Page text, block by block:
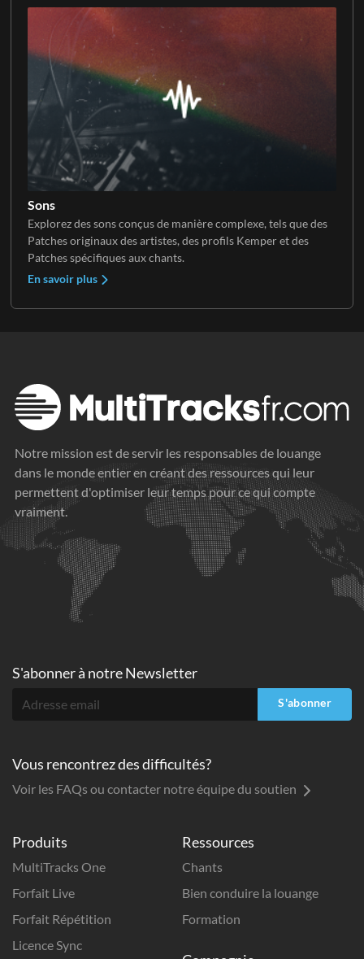
Sons
Explorez des sons conçus de manière complexe, tels que des
Patches originaux des artistes, des profils Kemper et des
Patches spécifiques aux chants.
En savoir plus
Notre mission est de servir les responsables de louange
dans le monde entier en créant des ressources qui leur
permettent d'optimiser leur temps pour ce qui compte
vraiment.
Produits
MultiTracks One
Forfait Live
Forfait Répétition
Licence Sync
Ressources
Chants
Bien conduire la louange
Formation
S'abonner à notre Newsletter
S'abonner
Vous rencontrez des difficultés?
Voir les FAQs ou contacter notre équipe du soutien